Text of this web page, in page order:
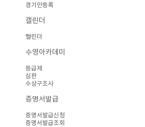
경기인등록
캘린더
캘린더
수영아카데미
등급제
심판
수상구조사
증명서발급
증명서발급신청
증명서발급조회